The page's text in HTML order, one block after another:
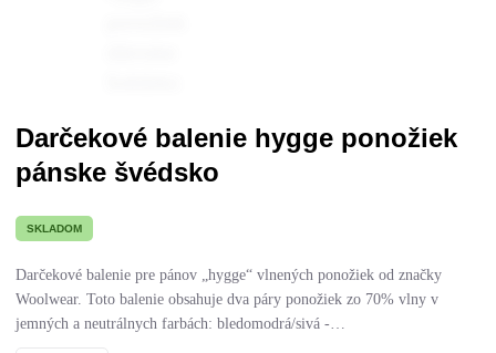
Darčekové balenie hygge ponožiek
pánske švédsko
SKLADOM
Darčekové balenie pre pánov „hygge“ vlnených ponožiek od značky
Woolwear. Toto balenie obsahuje dva páry ponožiek zo 70% vlny v
jemných a neutrálnych farbách: bledomodrá/sivá -…